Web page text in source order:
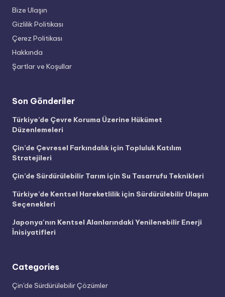
Bize Ulaşın
Gizlilik Politikası
Çerez Politikası
Hakkında
Şartlar ve Koşullar
Son Gönderiler
Türkiye’de Çevre Koruma Üzerine Hükümet
Düzenlemeleri
Çin’de Çevresel Farkındalık için Topluluk Katılım
Stratejileri
Çin’de Sürdürülebilir Tarım için Su Tasarrufu Teknikleri
Türkiye’de Kentsel Hareketlilik için Sürdürülebilir Ulaşım
Seçenekleri
Japonya’nın Kentsel Alanlarındaki Yenilenebilir Enerji
İnisiyatifleri
Categories
Çin'de Sürdürülebilir Çözümler